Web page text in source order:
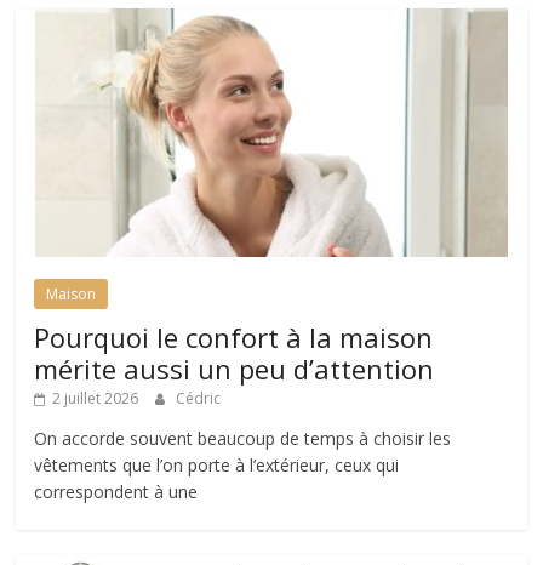
Maison
Pourquoi le confort à la maison
mérite aussi un peu d’attention
2 juillet 2026 Cédric
On accorde souvent beaucoup de temps à choisir les
vêtements que l’on porte à l’extérieur, ceux qui
correspondent à une